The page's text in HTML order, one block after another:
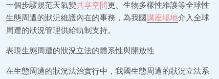
一個步驟規范天氣變共享空間更、生物多樣性維護等全球性
生態周遭的狀況維護內在的事務，為我國講座場地介入全球
周遭的狀況管理供給軌制支持。
表現生態周遭的狀況立法的體系性與開放性
在生態周遭的狀況法治實行中，我國生態周遭的狀況立法系